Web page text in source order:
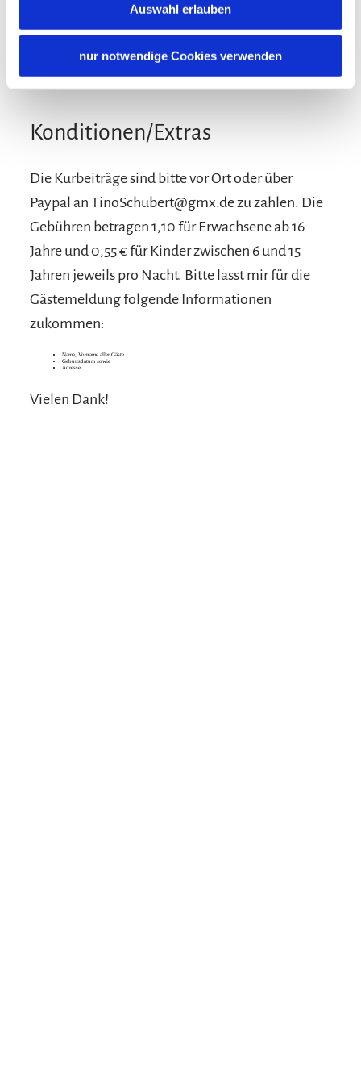
Auswahl erlauben
nur notwendige Cookies verwenden
Besonders ruhige Lage
Konditionen/Extras
Die Kurbeiträge sind bitte vor Ort oder über
Paypal an TinoSchubert@gmx.de zu zahlen. Die
Gebühren betragen 1,10 für Erwachsene ab 16
Jahre und 0,55 € für Kinder zwischen 6 und 15
Jahren jeweils pro Nacht. Bitte lasst mir für die
Gästemeldung folgende Informationen
zukommen:
Name, Vorname aller Gäste
Geburtsdatum sowie
Adresse
Vielen Dank!